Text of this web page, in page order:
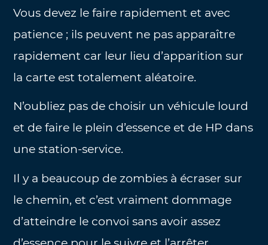
Vous devez le faire rapidement et avec
patience ; ils peuvent ne pas apparaître
rapidement car leur lieu d’apparition sur
la carte est totalement aléatoire.
N’oubliez pas de choisir un véhicule lourd
et de faire le plein d’essence et de HP dans
une station-service.
Il y a beaucoup de zombies à écraser sur
le chemin, et c’est vraiment dommage
d’atteindre le convoi sans avoir assez